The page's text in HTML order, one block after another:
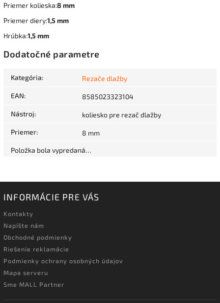
Priemer kolieska:8 mm
Priemer diery:1,5 mm
Hrúbka:1,5 mm
Dodatočné parametre
Kategória: Rezače dlažby
EAN: 8585023323104
Nástroj: koliesko pre rezač dlažby
Priemer: 8 mm
Položka bola vypredaná…
INFORMÁCIE PRE VÁS
Kontakty
Napíšte nám
Obchodné podmienky
Riešenie reklamácie
Podmienky ochrany osobných údajov
Mapa serveru
Sme MALL Partner